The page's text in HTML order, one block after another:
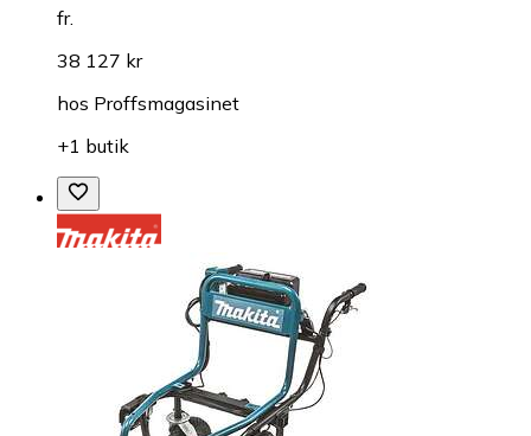
fr.
38 127 kr
hos Proffsmagasinet
+1 butik